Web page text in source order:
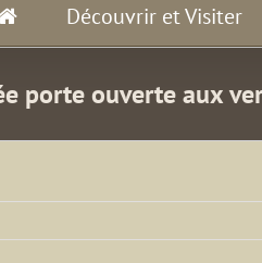
Découvrir et Visiter
porte ouverte aux